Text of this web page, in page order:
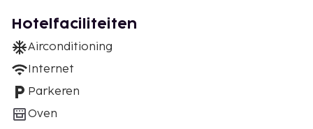
Hotelfaciliteiten
Airconditioning
Internet
Parkeren
Oven